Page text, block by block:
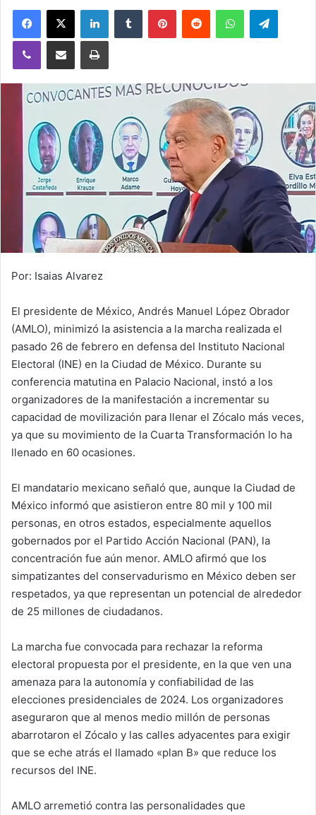
Facebook
X LinkedInTumblr PinterestReddit WhatsApp
Viber Compartir vía email Imprimir
Por: Isaias Alvarez
El presidente de México, Andrés Manuel López Obrador
(AMLO), minimizó la asistencia a la marcha realizada el
pasado 26 de febrero en defensa del Instituto Nacional
Electoral (INE) en la Ciudad de México. Durante su
conferencia matutina en Palacio Nacional, instó a los
organizadores de la manifestación a incrementar su
capacidad de movilización para llenar el Zócalo más veces,
ya que su movimiento de la Cuarta Transformación lo ha
llenado en 60 ocasiones.
El mandatario mexicano señaló que, aunque la Ciudad de
México informó que asistieron entre 80 mil y 100 mil
personas, en otros estados, especialmente aquellos
gobernados por el Partido Acción Nacional (PAN), la
concentración fue aún menor. AMLO afirmó que los
simpatizantes del conservadurismo en México deben ser
respetados, ya que representan un potencial de alrededor
de 25 millones de ciudadanos.
La marcha fue convocada para rechazar la reforma
electoral propuesta por el presidente, en la que ven una
amenaza para la autonomía y confiabilidad de las
elecciones presidenciales de 2024. Los organizadores
aseguraron que al menos medio millón de personas
abarrotaron el Zócalo y las calles adyacentes para exigir
que se eche atrás el llamado «plan B» que reduce los
recursos del INE.
AMLO arremetió contra las personalidades que